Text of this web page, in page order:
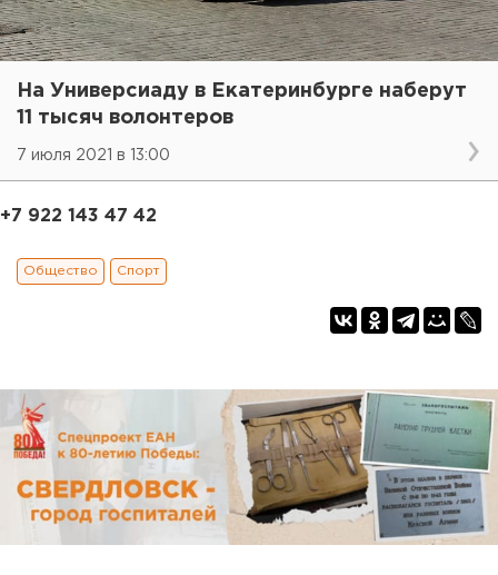
На Универсиаду в Екатеринбурге наберут
11 тысяч волонтеров
7 июля 2021 в 13:00
+7 922 143 47 42
Общество Спорт